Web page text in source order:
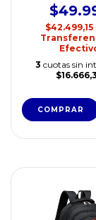
$42.499,15
3 cuotas sin